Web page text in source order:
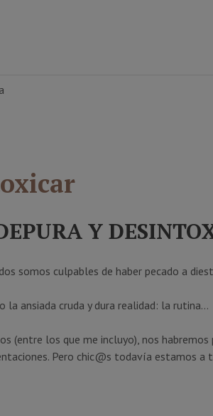
Y
somos culpables de haber pecado a
la ansiada cruda y dura realidad: la
(entre los que me incluyo), nos
Pero chic@s todavía estamos a